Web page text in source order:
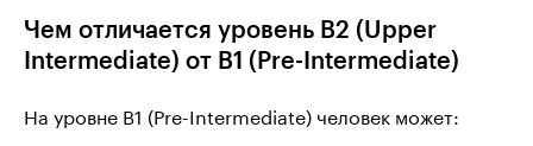
Чем отличается уровень B2 (Upper
Intermediate) от B1 (Pre-Intermediate)
На уровне B1 (Pre-Intermediate) человек может: